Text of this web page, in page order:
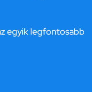
egyik legfontosabb